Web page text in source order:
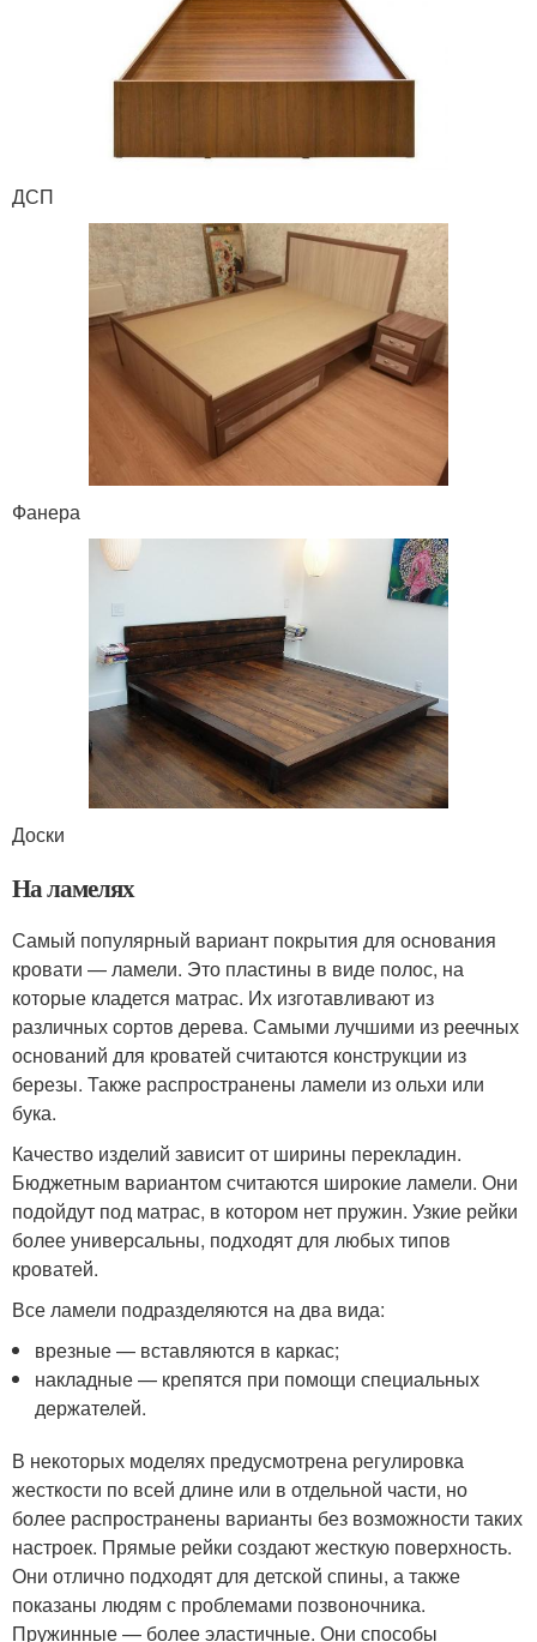
ДСП
Фанера
Доски
На ламелях
Самый популярный вариант покрытия для основания
кровати — ламели. Это пластины в виде полос, на
которые кладется матрас. Их изготавливают из
различных сортов дерева. Самыми лучшими из реечных
оснований для кроватей считаются конструкции из
березы. Также распространены ламели из ольхи или
бука.
Качество изделий зависит от ширины перекладин.
Бюджетным вариантом считаются широкие ламели. Они
подойдут под матрас, в котором нет пружин. Узкие рейки
более универсальны, подходят для любых типов
кроватей.
Все ламели подразделяются на два вида:
врезные — вставляются в каркас;
накладные — крепятся при помощи специальных
держателей.
В некоторых моделях предусмотрена регулировка
жесткости по всей длине или в отдельной части, но
более распространены варианты без возможности таких
настроек. Прямые рейки создают жесткую поверхность.
Они отлично подходят для детской спины, а также
показаны людям с проблемами позвоночника.
Пружинные — более эластичные. Они способы